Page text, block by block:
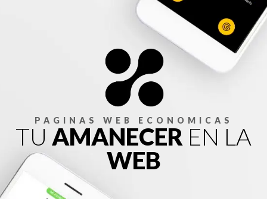
PAGINAS WEB ECONOMICAS
TU AMANECER EN LA
WEB